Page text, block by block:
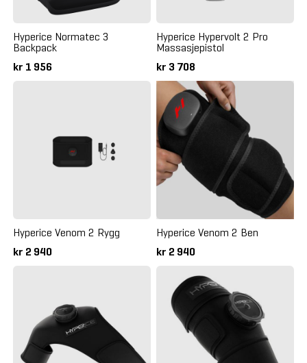
Hyperice Normatec 3
Backpack
kr 1 956
Hyperice Hypervolt 2 Pro
Massasjepistol
kr 3 708
Hyperice Venom 2 Rygg
kr 2 940
Hyperice Venom 2 Ben
kr 2 940